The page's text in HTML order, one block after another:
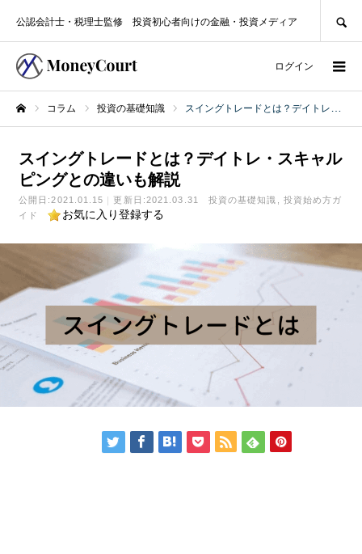
公認会計士・税理士監修 投資初心者向けの金融・投資メディア
ログイン
コラム 投資の基礎知識 スイングトレードとは？デイトレ・スキャルピングとの違いも解説
スイングトレードとは？デイトレ・スキャル
ピングとの違いも解説
公開日:2021.01.15 更新日:2021.03.31 投資の基礎知識
投資始め方ガ
イド
お気に入り登録する